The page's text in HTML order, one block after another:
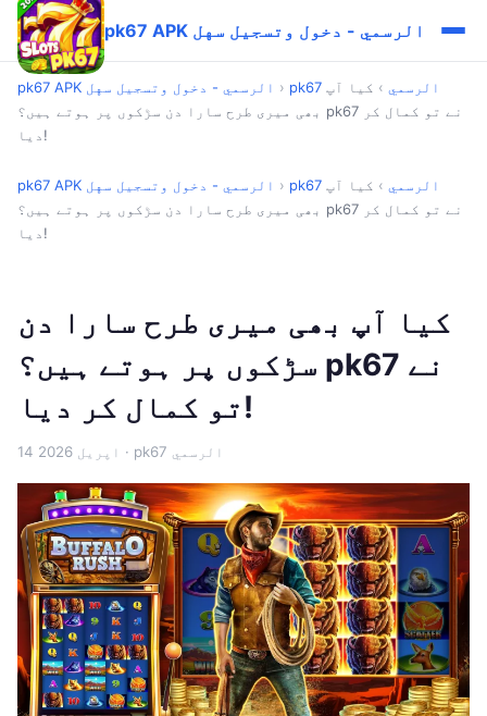
pk67 APK الرسمي - دخول وتسجيل سهل
pk67 APK الرسمي - دخول وتسجيل سهل › pk67 الرسمي › کیا آپ
بھی میری طرح سارا دن سڑکوں پر ہوتے ہیں؟ pk67 نے تو کمال کر
دیا!
pk67 APK الرسمي - دخول وتسجيل سهل › pk67 الرسمي › کیا آپ
بھی میری طرح سارا دن سڑکوں پر ہوتے ہیں؟ pk67 نے تو کمال کر
دیا!
کیا آپ بھی میری طرح سارا دن
سڑکوں پر ہوتے ہیں؟ pk67 نے
تو کمال کر دیا!
14 اپریل 2026 · pk67 الرسمي